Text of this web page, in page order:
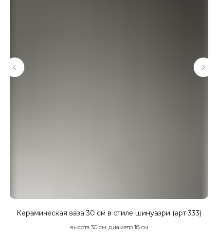
Керамическая ваза 30 см в стиле шинуазри (арт.333)
высота 30 см, диаметр 18 см